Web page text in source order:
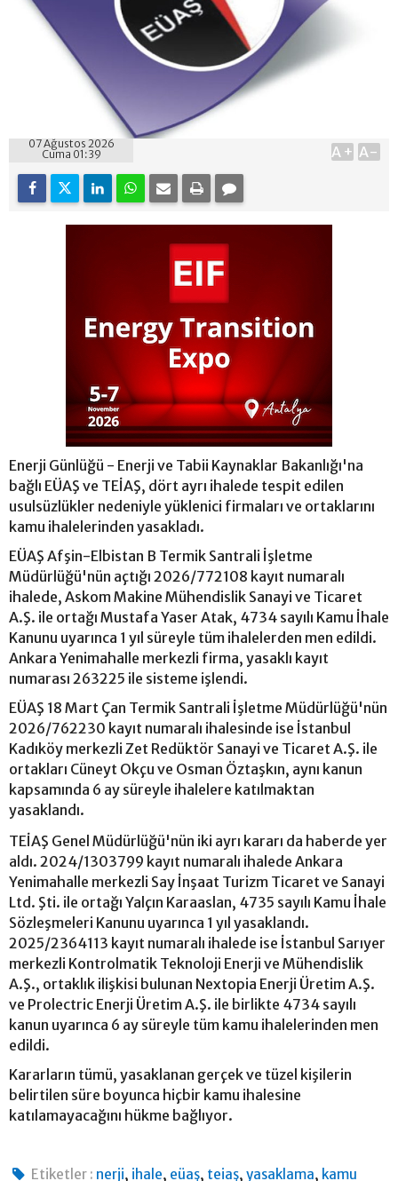
07 Ağustos 2026
Cuma 01:39
A+ A-
Enerji Günlüğü - Enerji ve Tabii Kaynaklar Bakanlığı'na
bağlı EÜAŞ ve TEİAŞ, dört ayrı ihalede tespit edilen
usulsüzlükler nedeniyle yüklenici firmaları ve ortaklarını
kamu ihalelerinden yasakladı.
EÜAŞ Afşin-Elbistan B Termik Santrali İşletme
Müdürlüğü'nün açtığı 2026/772108 kayıt numaralı
ihalede, Askom Makine Mühendislik Sanayi ve Ticaret
A.Ş. ile ortağı Mustafa Yaser Atak, 4734 sayılı Kamu İhale
Kanunu uyarınca 1 yıl süreyle tüm ihalelerden men edildi.
Ankara Yenimahalle merkezli firma, yasaklı kayıt
numarası 263225 ile sisteme işlendi.
EÜAŞ 18 Mart Çan Termik Santrali İşletme Müdürlüğü'nün
2026/762230 kayıt numaralı ihalesinde ise İstanbul
Kadıköy merkezli Zet Redüktör Sanayi ve Ticaret A.Ş. ile
ortakları Cüneyt Okçu ve Osman Öztaşkın, aynı kanun
kapsamında 6 ay süreyle ihalelere katılmaktan
yasaklandı.
TEİAŞ Genel Müdürlüğü'nün iki ayrı kararı da haberde yer
aldı. 2024/1303799 kayıt numaralı ihalede Ankara
Yenimahalle merkezli Say İnşaat Turizm Ticaret ve Sanayi
Ltd. Şti. ile ortağı Yalçın Karaaslan, 4735 sayılı Kamu İhale
Sözleşmeleri Kanunu uyarınca 1 yıl yasaklandı.
2025/2364113 kayıt numaralı ihalede ise İstanbul Sarıyer
merkezli Kontrolmatik Teknoloji Enerji ve Mühendislik
A.Ş., ortaklık ilişkisi bulunan Nextopia Enerji Üretim A.Ş.
ve Prolectric Enerji Üretim A.Ş. ile birlikte 4734 sayılı
kanun uyarınca 6 ay süreyle tüm kamu ihalelerinden men
edildi.
Kararların tümü, yasaklanan gerçek ve tüzel kişilerin
belirtilen süre boyunca hiçbir kamu ihalesine
katılamayacağını hükme bağlıyor.
Etiketler : nerji, ihale, eüaş, teiaş,yasaklama, kamu